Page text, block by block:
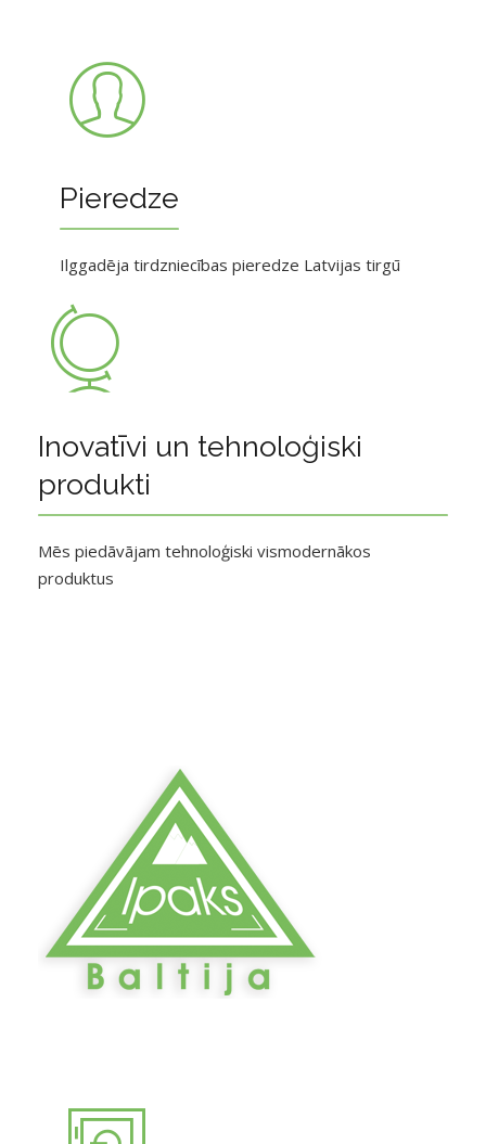
Pieredze
Ilggadēja tirdzniecības pieredze Latvijas tirgū
Inovatīvi un tehnoloģiski
produkti
Mēs piedāvājam tehnoloģiski vismodernākos
produktus